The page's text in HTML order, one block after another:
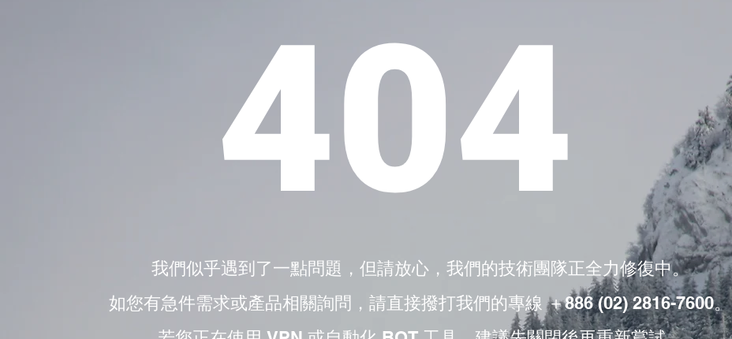
404
我們似乎遇到了一點問題，但請放心，我們的技術團隊正全力修復中。
如您有急件需求或產品相關詢問，請直接撥打我們的專線 ＋886 (02) 2816-7600。